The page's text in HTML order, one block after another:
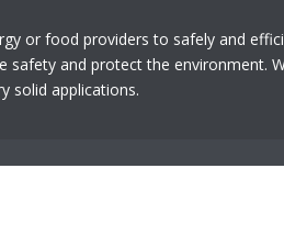
or food providers to safely and
and protect the environment.
solid applications.